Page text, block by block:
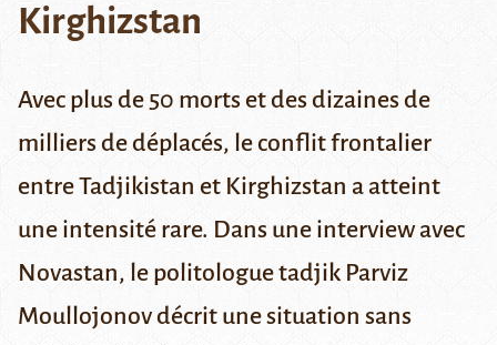
Kirghizstan
Avec plus de 50 morts et des dizaines de
milliers de déplacés, le conflit frontalier
entre Tadjikistan et Kirghizstan a atteint
une intensité rare. Dans une interview avec
Novastan, le politologue tadjik Parviz
Moullojonov décrit une situation sans